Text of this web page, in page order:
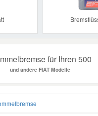
für Ihren 500
und andere FIAT Modelle